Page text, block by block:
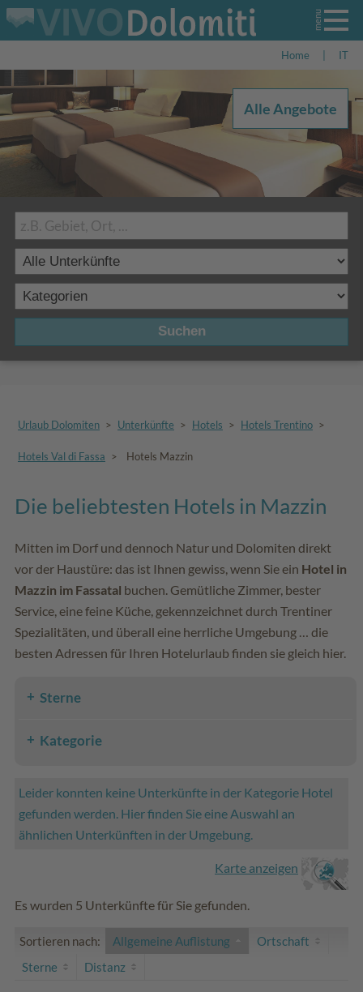
Home IT
Suchen
Alle Angebote
Urlaub Dolomiten > Unterkünfte > Hotels > Hotels Trentino >
Hotels Val di Fassa > Hotels Mazzin
Die beliebtesten Hotels in Mazzin
Mitten im Dorf und dennoch Natur und Dolomiten direkt
vor der Haustüre: das ist Ihnen gewiss, wenn Sie ein Hotel in
Mazzin im Fassatal buchen. Gemütliche Zimmer, bester
Service, eine feine Küche, gekennzeichnet durch Trentiner
Spezialitäten, und überall eine herrliche Umgebung … die
besten Adressen für Ihren Hotelurlaub finden sie gleich hier.
Sterne
Kategorie
Leider konnten keine Unterkünfte in der Kategorie Hotel
gefunden werden. Hier finden Sie eine Auswahl an
ähnlichen Unterkünften in der Umgebung.
Karte anzeigen
Es wurden 5 Unterkünfte für Sie gefunden.
Sortieren nach: Allgemeine Auflistung
Ortschaft
Sterne
Distanz